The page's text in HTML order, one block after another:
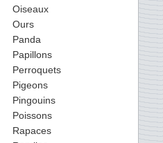
Oiseaux
Ours
Panda
Papillons
Perroquets
Pigeons
Pingouins
Poissons
Rapaces